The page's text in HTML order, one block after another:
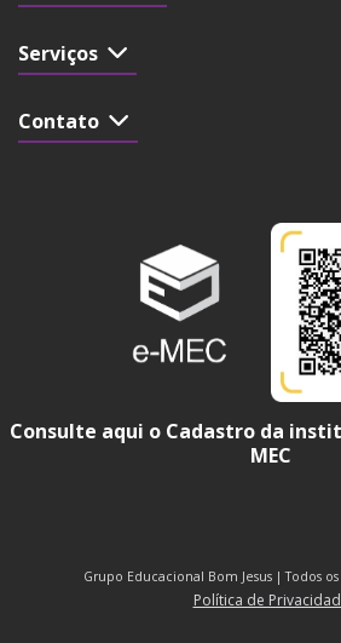
Serviços
Contato
Consulte aqui o Cadastro da
MEC
Grupo Educacional Bom Jesus | Todos
Política de